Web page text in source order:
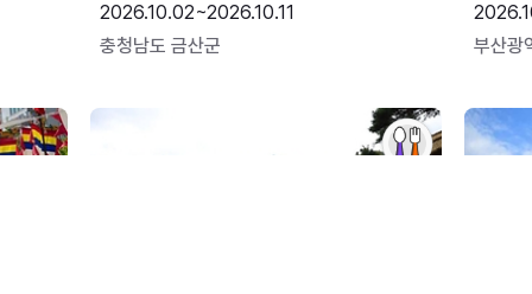
2026.10.02~2026.10.11
충청남도 금산군
부산광